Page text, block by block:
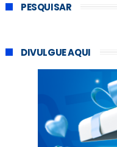
PESQUISAR
DIVULGUE AQUI